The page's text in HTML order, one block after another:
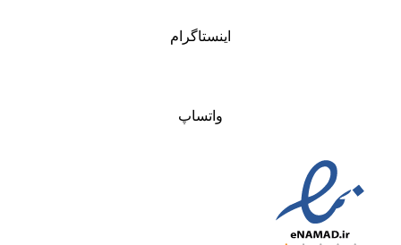
اینستاگرام
واتساپ